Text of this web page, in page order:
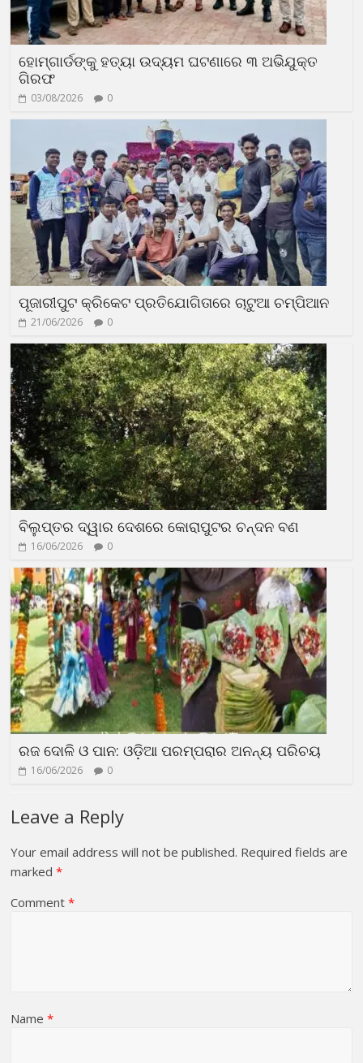
ହୋମ୍‌ଗାର୍ଡଙ୍କୁ ହତ୍ୟା ଉଦ୍ୟମ ଘଟଣାରେ ୩ ଅଭିଯୁକ୍ତ
ଗିରଫ
03/08/2026 0
ପୂଜାରୀପୁଟ କ୍ରିକେଟ ପ୍ରତିଯୋଗିତାରେ ଚାଟୁଆ ଚମ୍ପିଆନ
21/06/2026 0
ବିଲୁପ୍ତର ଦ୍ୱାର ଦେଶରେ କୋରାପୁଟର ଚନ୍ଦନ ବଣ
16/06/2026 0
ରଜ ଦୋଳି ଓ ପାନ: ଓଡ଼ିଆ ପରମ୍ପରାର ଅନନ୍ୟ ପରିଚୟ
16/06/2026 0
Leave a Reply
Your email address will not be published. Required fields are
marked*
Comment*
Name*